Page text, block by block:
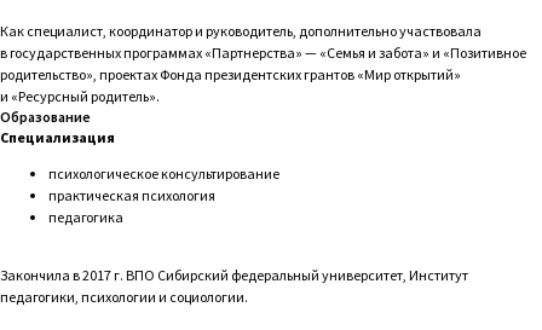
Как специалист, координатор и руководитель, дополнительно участвовала
в государственных программах «Партнерства» — «Семья и забота» и «Позитивное
родительство», проектах Фонда президентских грантов «Мир открытий»
и «Ресурсный родитель».
Образование
Специализация
психологическое консультирование
практическая психология
педагогика
Закончила в 2017 г. ВПО Сибирский федеральный университет, Институт
педагогики, психологии и социологии.